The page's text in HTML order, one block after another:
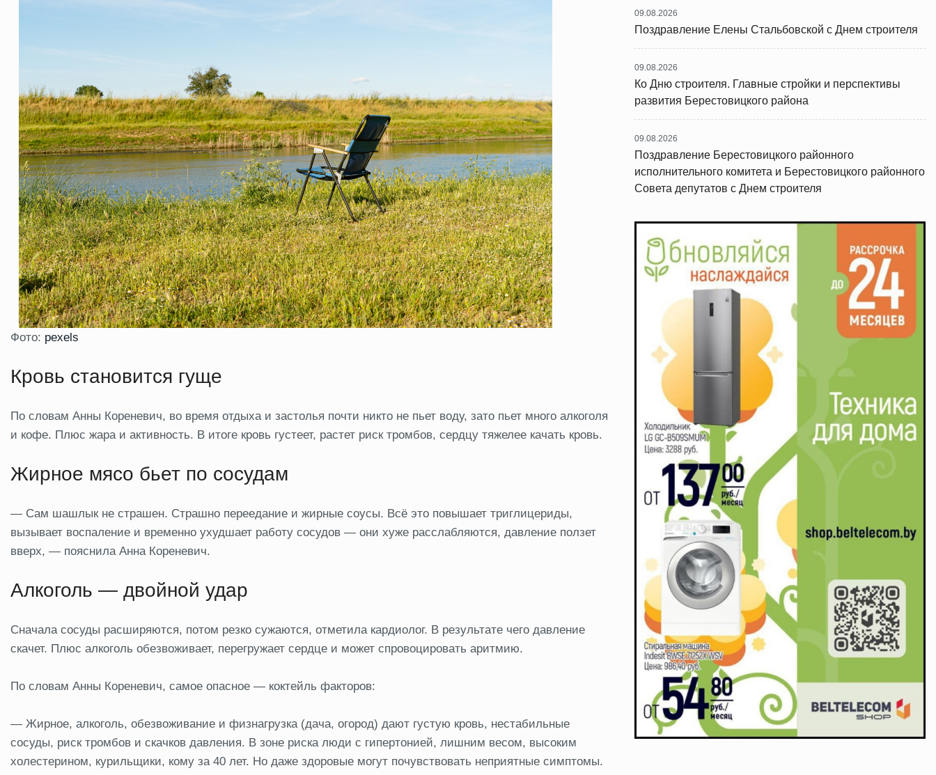
Фото: pexels
Кровь становится гуще
По словам Анны Кореневич, во время отдыха и застолья почти никто не пьет воду, зато пьет много алкоголя
и кофе. Плюс жара и активность. В итоге кровь густеет, растет риск тромбов, сердцу тяжелее качать кровь.
Жирное мясо бьет по сосудам
— Сам шашлык не страшен. Страшно переедание и жирные соусы. Всё это повышает триглицериды,
вызывает воспаление и временно ухудшает работу сосудов — они хуже расслабляются, давление ползет
вверх, — пояснила Анна Кореневич.
Алкоголь — двойной удар
Сначала сосуды расширяются, потом резко сужаются, отметила кардиолог. В результате чего давление
скачет. Плюс алкоголь обезвоживает, перегружает сердце и может спровоцировать аритмию.
По словам Анны Кореневич, самое опасное — коктейль факторов:
— Жирное, алкоголь, обезвоживание и физнагрузка (дача, огород) дают густую кровь, нестабильные
сосуды, риск тромбов и скачков давления. В зоне риска люди с гипертонией, лишним весом, высоким
холестерином, курильщики, кому за 40 лет. Но даже здоровые могут почувствовать неприятные симптомы.
09.08.2026
Поздравление Елены Стальбовской с Днем строителя
09.08.2026
Ко Дню строителя. Главные стройки и перспективы
развития Берестовицкого района
09.08.2026
Поздравление Берестовицкого районного
исполнительного комитета и Берестовицкого районного
Совета депутатов с Днем строителя